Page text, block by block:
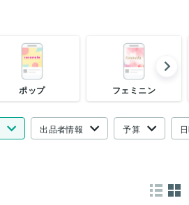
ポップ フェミニン
出品者情報 予算